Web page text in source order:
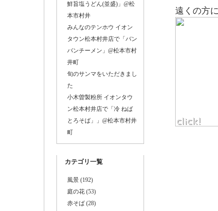
鮮旨塩うどん(並盛)」@松
本市村井
みんなのテンホウ イオン
タウン松本村井店で「バン
バンチーメン」@松本市村
井町
旬のサンマをいただきまし
た
小木曽製粉所 イオンタウ
ン松本村井店で「冷 ねば
とろそば」」@松本市村井
町
カテゴリ一覧
風景 (192)
庭の花 (53)
赤そば (28)
遠くの方